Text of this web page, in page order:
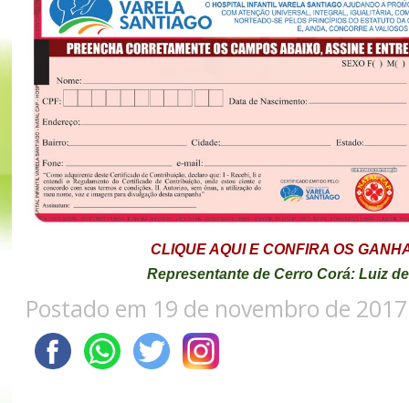
CLIQUE AQUI E CONFIRA OS
Representante de Cerro Corá: Luiz
Postado em 19 de novembro de 2017